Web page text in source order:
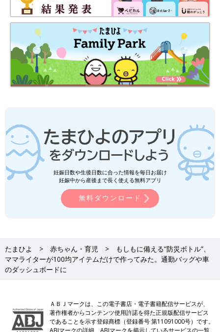
妊娠日数や生後日数に合った情報を毎日お届け
妊娠中から産後まで長く使える無料アプリ
無料ダウンロード
たまひよ 赤ちゃん・育児
もしもに備える“防災ボトル”、
ママライターが100均アイテムだけで作ってみた。通勤バッグや車
のダッシュボードに
ＡＢＪマークは、この電子書店・電子書籍配信サービスが、
著作権者からコンテンツ使用許諾を得た正規版配信サービス
であることを示す登録商標（登録番号 第11091000号）です。
ABJマークの詳細、ABJマークを掲示しているサービスの一覧